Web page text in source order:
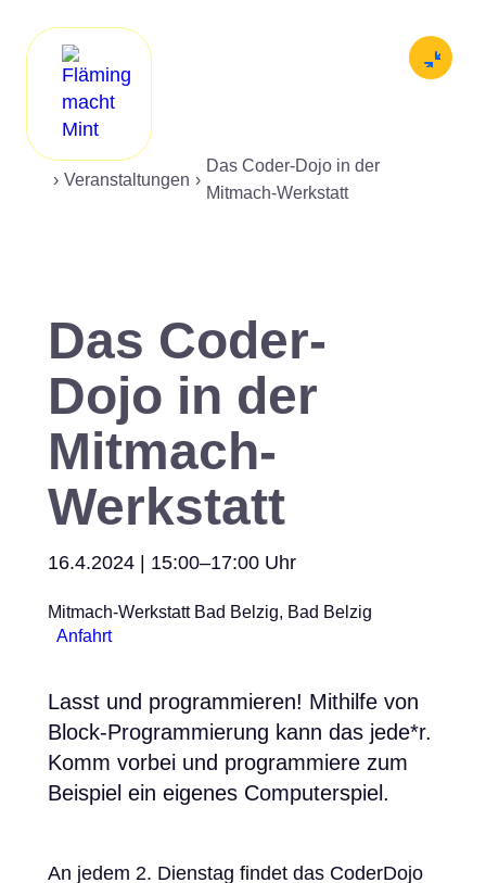
News
Downloads
Menü
› Veranstaltungen ›
Das Coder-Dojo in der
Mitmach-Werkstatt
Das Coder-
Dojo in der
Mitmach-
Werkstatt
16.4.2024 | 15:00–17:00 Uhr
Mitmach-Werkstatt Bad Belzig, Bad Belzig
Anfahrt
Lasst und programmieren! Mithilfe von
Block-Programmierung kann das jede*r.
Komm vorbei und programmiere zum
Beispiel ein eigenes Computerspiel.
An jedem 2. Dienstag findet das CoderDojo